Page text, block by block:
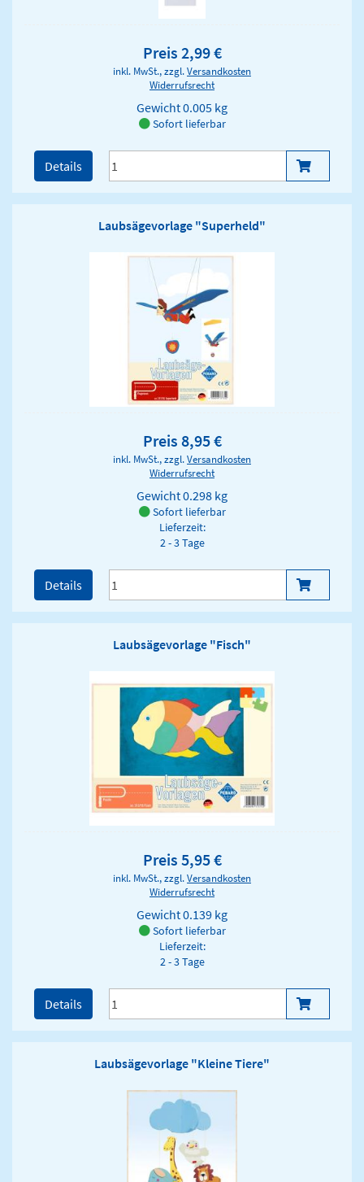
Preis 2,99 €
inkl. MwSt., zzgl.Versandkosten
Widerrufsrecht
Gewicht0.005 kg
Sofort lieferbar
Details
Laubsägevorlage "Superheld"
Preis 8,95 €
inkl. MwSt., zzgl.Versandkosten
Widerrufsrecht
Gewicht0.298 kg
Sofort lieferbar
Lieferzeit:
2 - 3 Tage
Details
Laubsägevorlage "Fisch"
Preis 5,95 €
inkl. MwSt., zzgl.Versandkosten
Widerrufsrecht
Gewicht0.139 kg
Sofort lieferbar
Lieferzeit:
2 - 3 Tage
Details
Laubsägevorlage "Kleine Tiere"